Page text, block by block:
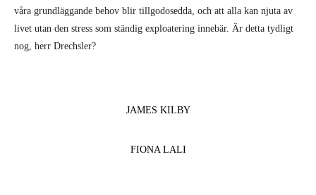
våra grundläggande behov blir tillgodosedda, och att alla kan njuta av
livet utan den stress som ständig exploatering innebär. Är detta tydligt
nog, herr Drechsler?
JAMES KILBY
FIONA LALI